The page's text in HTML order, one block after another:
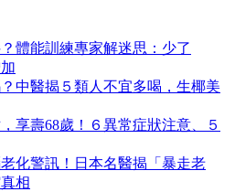
體能訓練專家解迷思：少了
中醫揭５類人不宜多喝，生椰美
享壽68歲！６異常症狀注意、５
化警訊！日本名醫揭「暴走老
相